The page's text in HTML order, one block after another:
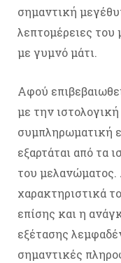
σημαντική
λεπτομέρειες
με γυμνό μάτι.
Αφού
με την
συμπληρωματική
εξαρτάται από τα
του μελανώματος.
χαρακτηριστικά
επίσης και η
εξέτασης
σημαντικές